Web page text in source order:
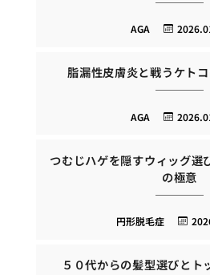
AGA
脂漏性皮膚炎と戦うケト
AGA
つむじハゲを隠すウィッグ選
の極意
円形脱毛症
５０代からの髪型選びとト